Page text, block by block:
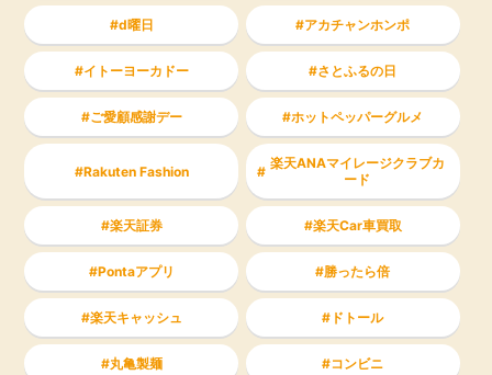
d曜日 アカチャンホンポ
イトーヨーカドー さとふるの日
ご愛顧感謝デー ホットペッパーグルメ
Rakuten Fashion
楽天ANAマイレージクラブカ
ード
楽天証券 楽天Car車買取
Pontaアプリ 勝ったら倍
楽天キャッシュ ドトール
丸亀製麺 コンビニ